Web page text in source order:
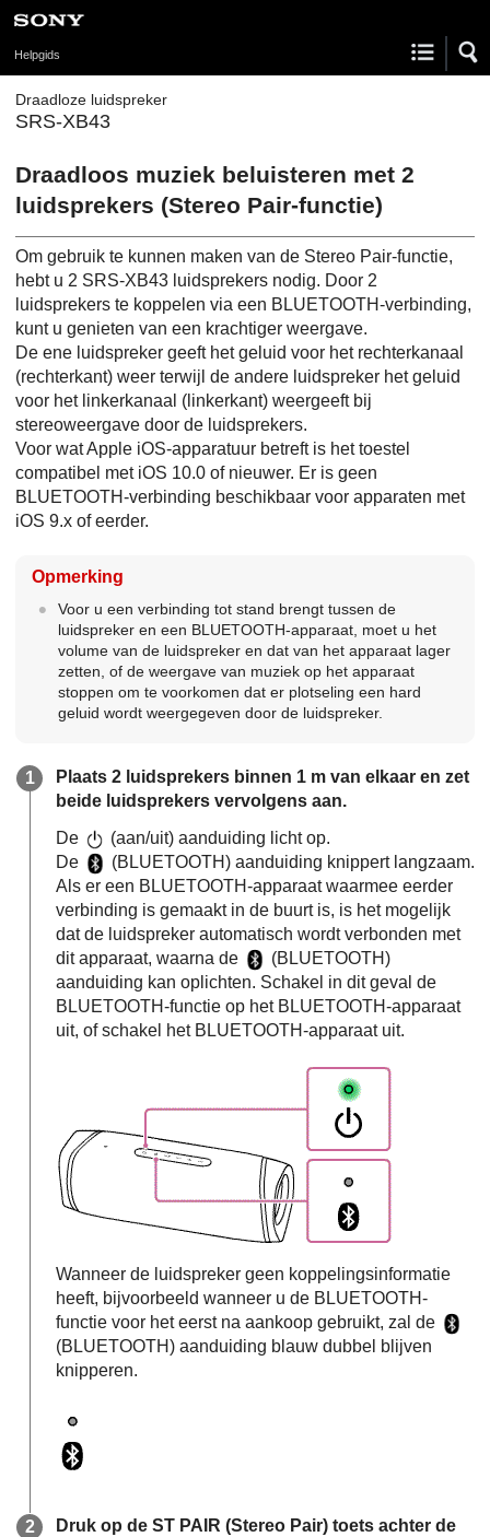
Helpgids
Draadloze luidspreker
SRS-XB43
Draadloos muziek beluisteren met 2
luidsprekers (Stereo Pair-functie)
Om gebruik te kunnen maken van de Stereo Pair-functie,
hebt u 2 SRS-XB43 luidsprekers nodig. Door 2
luidsprekers te koppelen via een BLUETOOTH-verbinding,
kunt u genieten van een krachtiger weergave.
De ene luidspreker geeft het geluid voor het rechterkanaal
(rechterkant) weer terwijl de andere luidspreker het geluid
voor het linkerkanaal (linkerkant) weergeeft bij
stereoweergave door de luidsprekers.
Voor wat Apple iOS-apparatuur betreft is het toestel
compatibel met iOS 10.0 of nieuwer. Er is geen
BLUETOOTH-verbinding beschikbaar voor apparaten met
iOS 9.x of eerder.
Opmerking
Voor u een verbinding tot stand brengt tussen de
luidspreker en een BLUETOOTH-apparaat, moet u het
volume van de luidspreker en dat van het apparaat lager
zetten, of de weergave van muziek op het apparaat
stoppen om te voorkomen dat er plotseling een hard
geluid wordt weergegeven door de luidspreker.
Plaats 2 luidsprekers binnen 1 m van elkaar en zet
beide luidsprekers vervolgens aan.
De
(aan/uit) aanduiding licht op.
De
(BLUETOOTH) aanduiding knippert langzaam.
Als er een BLUETOOTH-apparaat waarmee eerder
verbinding is gemaakt in de buurt is, is het mogelijk
dat de luidspreker automatisch wordt verbonden met
dit apparaat, waarna de
(BLUETOOTH)
aanduiding kan oplichten. Schakel in dit geval de
BLUETOOTH-functie op het BLUETOOTH-apparaat
uit, of schakel het BLUETOOTH-apparaat uit.
Wanneer de luidspreker geen koppelingsinformatie
heeft, bijvoorbeeld wanneer u de BLUETOOTH-
functie voor het eerst na aankoop gebruikt, zal de
(BLUETOOTH) aanduiding blauw dubbel blijven
knipperen.
Druk op de ST PAIR (Stereo Pair) toets achter de